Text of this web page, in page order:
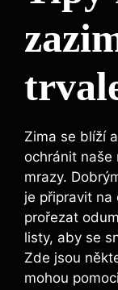
Zima se blíží
ochránit naše
mrazy.
je připravit na
prořezat
listy, aby se
Zde jsou
mohou